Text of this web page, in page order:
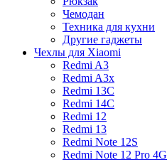
Чемодан
Техника для кухни
Другие гаджеты
Чехлы для Xiaomi
Redmi A3
Redmi A3x
Redmi 13C
Redmi 14C
Redmi 12
Redmi 13
Redmi Note 12S
Redmi Note 12 Pro 4G